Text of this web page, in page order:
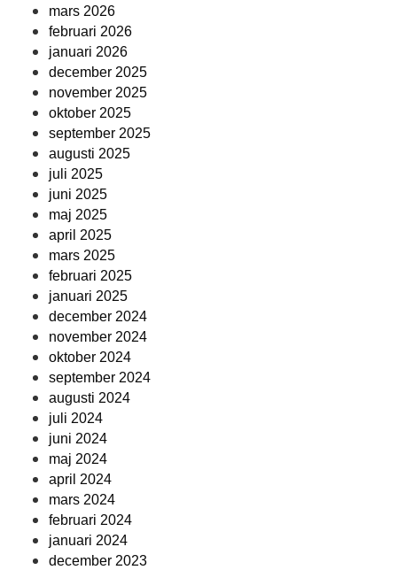
mars 2026
februari 2026
januari 2026
december 2025
november 2025
oktober 2025
september 2025
augusti 2025
juli 2025
juni 2025
maj 2025
april 2025
mars 2025
februari 2025
januari 2025
december 2024
november 2024
oktober 2024
september 2024
augusti 2024
juli 2024
juni 2024
maj 2024
april 2024
mars 2024
februari 2024
januari 2024
december 2023